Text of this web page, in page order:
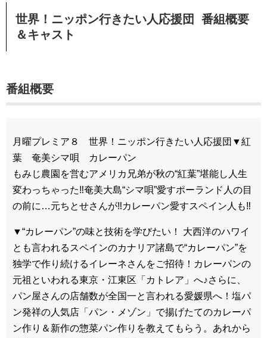
世界！ニッポン行きたい人応援団 番組概要
＆キャスト
番組概要
月曜プレミア８ 世界！ニッポン行きたい人応援団▼紅
葉 奄美シマ唄 カレーパン
もみじ農園を営むアメリカ兄弟が秋の“紅葉”堪能し人生
変わっちゃった‼奄美大島“シマ唄”愛すポーランド人の目
の前に…元ちとせさんが‼カレーパン愛すスペイン人も‼
▼“カレーパン”の味と技術を学びたい！ 大西洋のハワイ
とも言われるスペインのカナリア諸島で“カレーパン”を
独学で作り続けるイレーネさんをご招待！カレーパンの
元祖といわれる東京・江東区「カトレア」へ♪さらに、
パン屋さんの店舗数が全国一と言われる愛媛県へ！塩パ
ン発祥の人気店「パン・メゾン」で揚げたてのカレーパ
ン作り＆新作の惣菜パン作りを教えてもらう。あれから